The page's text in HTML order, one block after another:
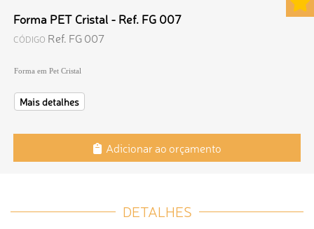
Forma PET Cristal - Ref. FG 007
CÓDIGO Ref. FG 007
Forma em Pet Cristal
Mais detalhes
Adicionar ao orçamento
DETALHES